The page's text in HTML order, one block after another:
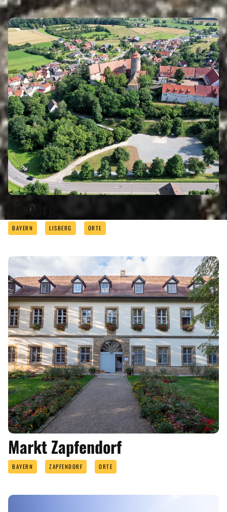
REGIONEN
ORTE
EVENTS
REISEFÜHRER
REISEMAGAZINE
THEMEN
ANGEBOTE
Lisberg
BAYERN LISBERG ORTE
Markt Zapfendorf
BAYERN ZAPFENDORF ORTE